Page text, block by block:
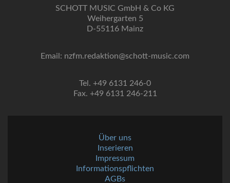
SCHOTT MUSIC GmbH & Co KG
Weihergarten 5
D-55116 Mainz
Email: nzfm.redaktion@schott-music.com
Tel. +49 6131 246-0
Fax. +49 6131 246-211
Über uns
Inserieren
Impressum
Informationspflichten
AGBs